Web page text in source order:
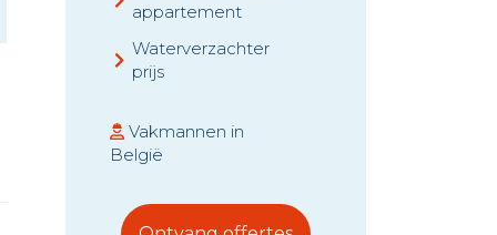
appartement
Waterverzachter
prijs
Vakmannen in
België